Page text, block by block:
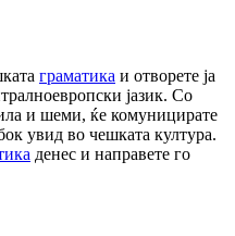
граматика и отворете ја
јазик. Со
и шеми, ќе комуницирате
увид во чешката култура.
денес и направете го